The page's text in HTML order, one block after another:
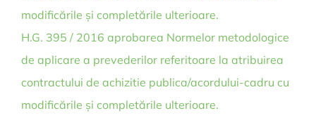
modificările și completările ulterioare.
H.G. 395 / 2016 aprobarea Normelor metodologice
de aplicare a prevederilor referitoare la atribuirea
contractului de achizitie publica/acordului-cadru cu
modificările și completările ulterioare.